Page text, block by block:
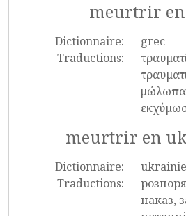
meurtrir
Dictionnaire:
grec
Traductions:
meurtrir en
Dictionnaire:
Traductions:
наказ,